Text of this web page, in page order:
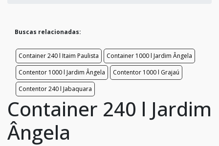
Buscas relacionadas:
Container 240 l Itaim Paulista
Container 1000 l Jardim Ângela
Contentor 1000 l Jardim Ângela
Contentor 1000 l Grajaú
Contentor 240 l Jabaquara
Container 240 l Jardim
Ângela